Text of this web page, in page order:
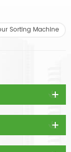
clasificar el
de colorUna
Sorting Machine